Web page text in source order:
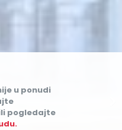
u ponudi
pogledajte